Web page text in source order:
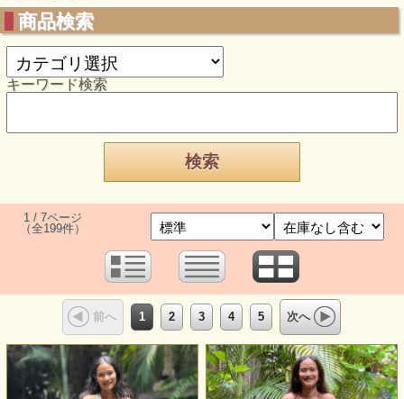
商品検索
キーワード検索
1 / 7ページ
（全199件）
前へ 1 2 3 4 5 次へ